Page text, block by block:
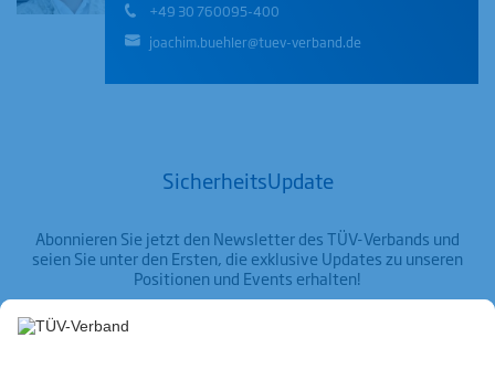
+49 30 760095-400
joachim.buehler@tuev-verband.de
SicherheitsUpdate
Abonnieren Sie jetzt den Newsletter des TÜV-Verbands und
seien Sie unter den Ersten, die exklusive Updates zu unseren
Positionen und Events erhalten!